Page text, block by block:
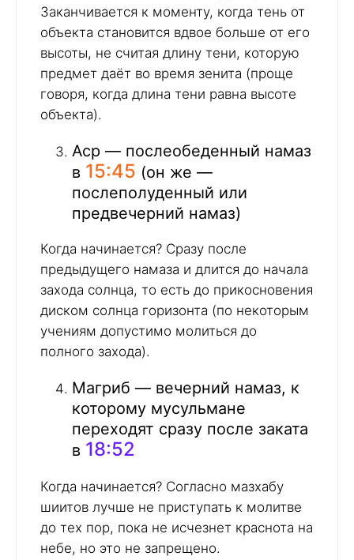
Заканчивается к моменту, когда тень от
объекта становится вдвое больше от его
высоты, не считая длину тени, которую
предмет даёт во время зенита (проще
говоря, когда длина тени равна высоте
объекта).
Аср — послеобеденный намаз
в 15:45 (он же —
послеполуденный или
предвечерний намаз)
Когда начинается? Сразу после
предыдущего намаза и длится до начала
захода солнца, то есть до прикосновения
диском солнца горизонта (по некоторым
учениям допустимо молиться до
полного захода).
Магриб — вечерний намаз, к
которому мусульмане
переходят сразу после заката
в 18:52
Когда начинается? Согласно мазхабу
шиитов лучше не приступать к молитве
до тех пор, пока не исчезнет краснота на
небе, но это не запрещено.